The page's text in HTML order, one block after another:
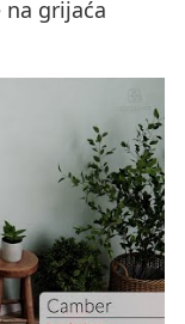
grijaća